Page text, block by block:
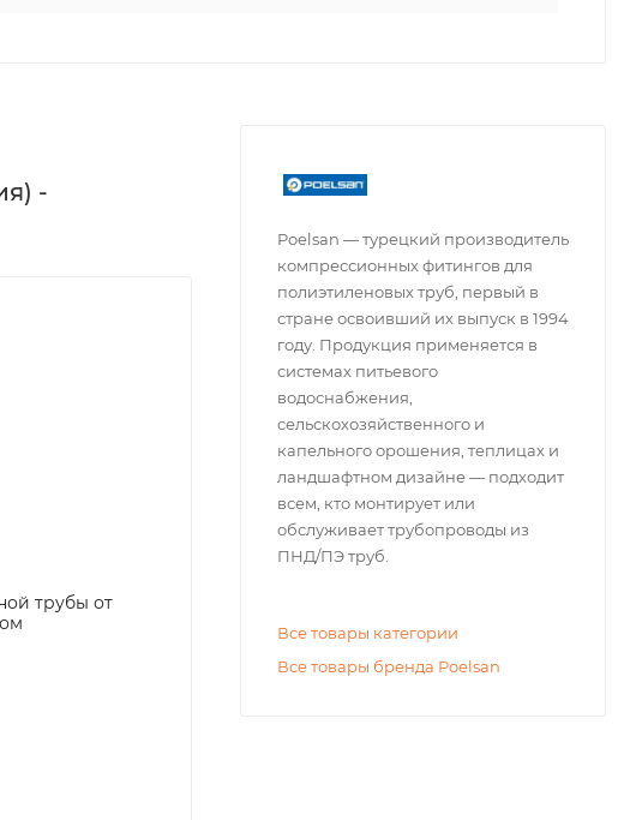
-
трубы от
Poelsan — турецкий производитель
компрессионных фитингов для
полиэтиленовых труб, первый в
стране освоивший их выпуск в 1994
году. Продукция применяется в
системах питьевого
водоснабжения,
сельскохозяйственного и
капельного орошения, теплицах и
ландшафтном дизайне — подходит
всем, кто монтирует или
обслуживает трубопроводы из
ПНД/ПЭ труб.
Все товары категории
Все товары бренда Poelsan